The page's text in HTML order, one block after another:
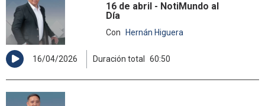
16 de abril - NotiMundo al
Día
Con Hernán Higuera
16/04/2026 Duración total 60:50